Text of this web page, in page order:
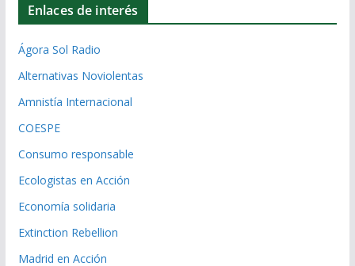
Enlaces de interés
Ágora Sol Radio
Alternativas Noviolentas
Amnistía Internacional
COESPE
Consumo responsable
Ecologistas en Acción
Economía solidaria
Extinction Rebellion
Madrid en Acción